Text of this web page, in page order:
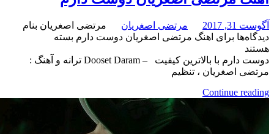
مرتضی اصغریان
برای اهنگ مرتضی اصغریان دوست دارمبسته
مرتضی اصغریان بنام
دوست دارم با بالاترین کیفیت – Dooset Daram ترانه و آهنگ :
، تنظیم